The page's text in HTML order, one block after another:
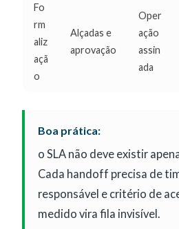
Fo
rm
aliz
açã
o
Alçadas e
aprovação
Oper
ação
assin
ada
Boa prática:
o SLA não deve existir
Cada handoff precisa de
responsável e critério de
medido vira fila invisível.